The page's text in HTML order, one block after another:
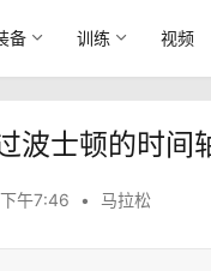
备 训练 视频
波士顿的时间
午7:46 • 马拉松